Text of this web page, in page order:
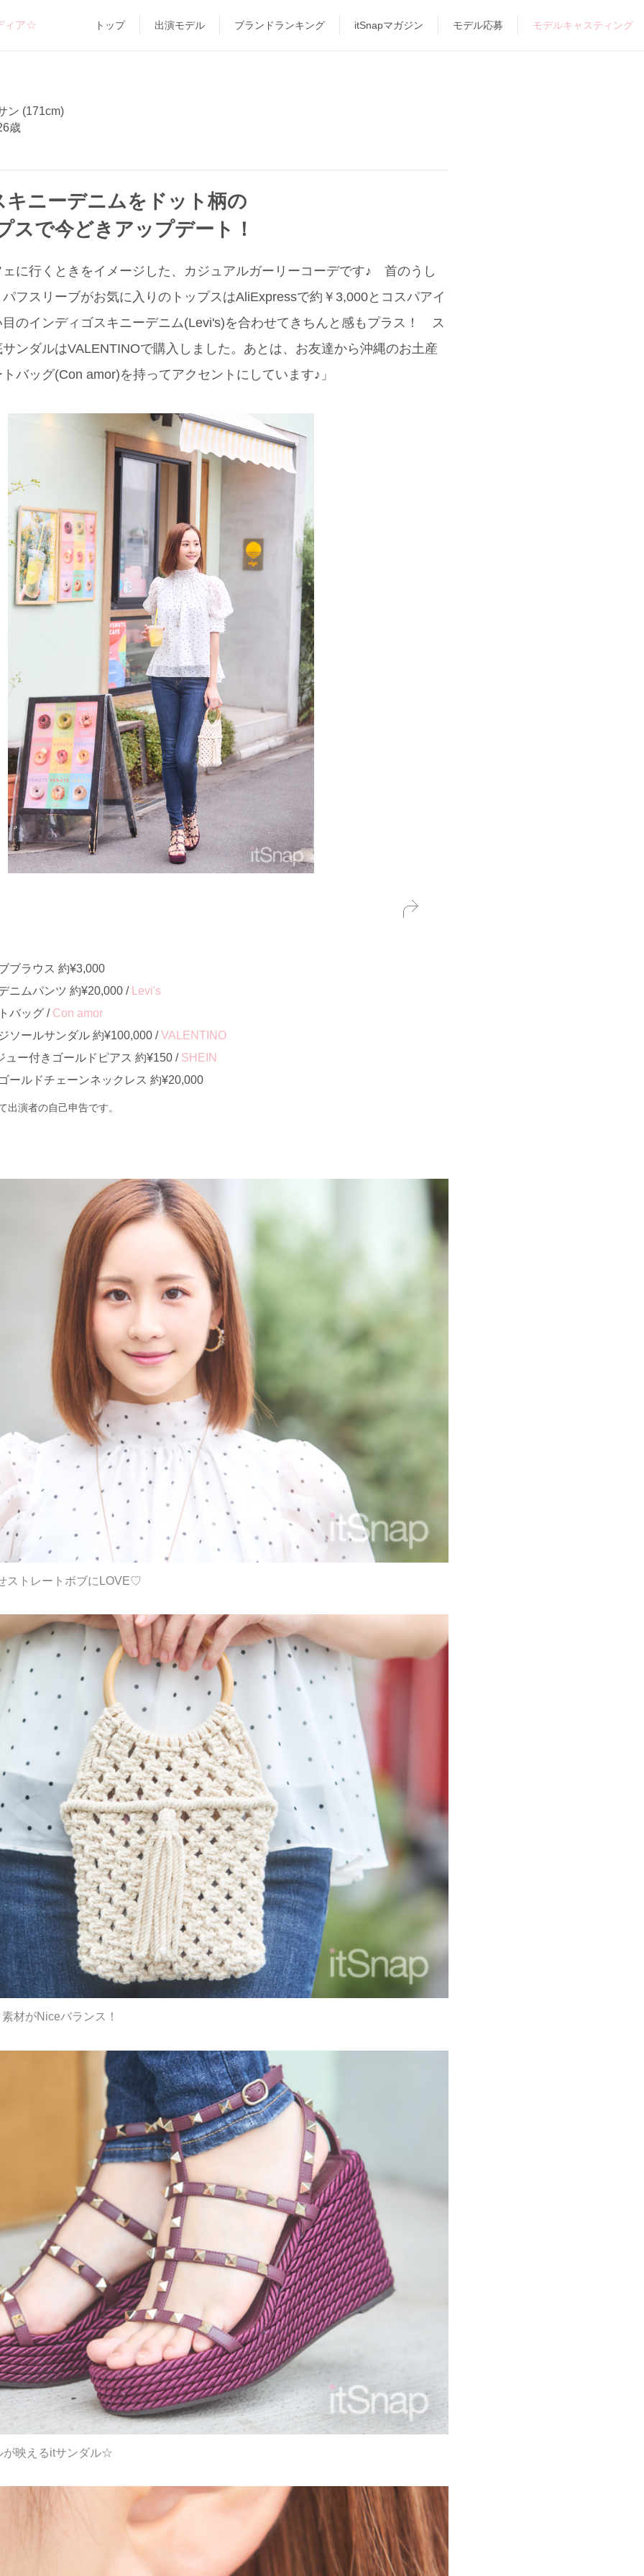
ィア☆ トップ 出演モデル ブランドランキング itSnapマガジン モデル応募 モデルキャスティング
ン (171cm)
歳
ニーデニムをドット柄の
スで今どきアップデート！
に行くときをイメージした、カジュアルガーリーコーデです♪ 首のうし
フスリーブがお気に入りのトップスはAliExpressで約￥3,000とコスパアイ
のインディゴスキニーデニム(Levi's)を合わせてきちんと感もプラス！ ス
ンダルはVALENTINOで購入しました。あとは、お友達から沖縄のお土産
バッグ(Con amor)を持ってアクセントにしています♪」
ブラウス 約¥3,000
ニムパンツ 約¥20,000 /
Levi's
バッグ / Con amor
ソールサンダル 約¥100,000 /VALENTINO
ュー付きゴールドピアス 約¥150 / SHEIN
ールドチェーンネックレス 約¥20,000
演者の自己申告です。
ストレートボブにLOVE♡
材がNiceバランス！
が映えるitサンダル☆